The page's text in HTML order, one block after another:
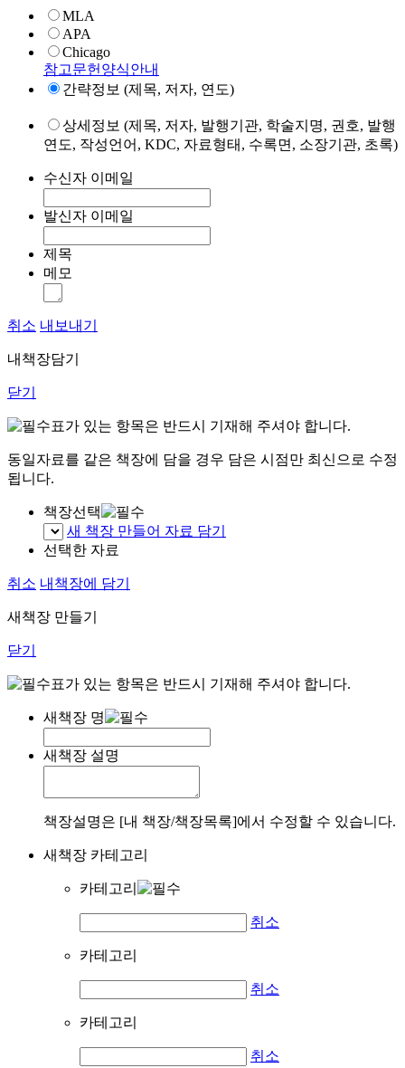
MLA
APA
Chicago
참고문헌양식안내
간략정보 (제목, 저자, 연도)
상세정보 (제목, 저자, 발행기관, 학술지명, 권호, 발행
연도, 작성언어, KDC, 자료형태, 수록면, 소장기관, 초록)
수신자 이메일
발신자 이메일
제목
메모
취소 내보내기
내책장담기
닫기
표가 있는 항목은 반드시 기재해 주셔야 합니다.
동일자료를 같은 책장에 담을 경우 담은 시점만 최신으로 수정
됩니다.
책장선택
새 책장 만들어 자료 담기
선택한 자료
취소 내책장에 담기
새책장 만들기
닫기
표가 있는 항목은 반드시 기재해 주셔야 합니다.
새책장 명
새책장 설명
책장설명은 [내 책장/책장목록]에서 수정할 수 있습니다.
새책장 카테고리
카테고리
취소
카테고리
취소
카테고리
취소